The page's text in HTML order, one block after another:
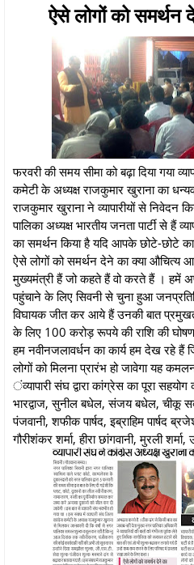
ऐसे लोगों को समर्थन
फरवरी की समय सीमा को बढ़ा दिया गया
कमेटी के अध्यक्ष राजकुमार खुराना का
राजकुमार खुराना ने व्यापारीयों से निवेदन
पालिका अध्यक्ष भारतीय जनता पार्टी से हैं
का समर्थन किया है यदि आपके छोटे-छोटे
ऐसे लोगों को समर्थन देने का क्या
मुख्यमंत्री हैं जो कहते हैं वो करते हैं । हमें
पहुंचाने के लिए सिवनी से चुना हुआ
विघायक जीत कर आये हैं उनकी बात
के लिए 100 करोड़ रूपये की राशि की
हम नवीनजलावर्धन का कार्य हम देख रहे हैं
लोगों को मिलना प्रारंभ हो जावेगा यह
ंव्यापारी संघ द्वारा कांग्रेस का पूरा
भारद्वाज, सुनील बधेल, संजय बधेल, चीकू
पंजवानी, शफीक पार्षद, इब्राहिम पार्षद
गौरीशंकर शर्मा, हीरा छांगवानी, मुरली